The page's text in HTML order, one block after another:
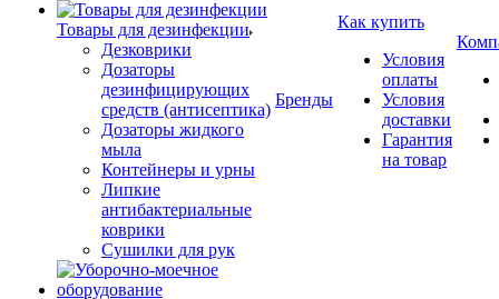
Товары для дезинфекции
Дезковрики
Дозаторы
дезинфицирующих
средств (антисептика)
Дозаторы жидкого
мыла
Контейнеры и урны
Липкие
антибактериальные
коврики
Сушилки для рук
Бренды
Как купить
Условия
оплаты
Условия
доставки
Гарантия
на товар